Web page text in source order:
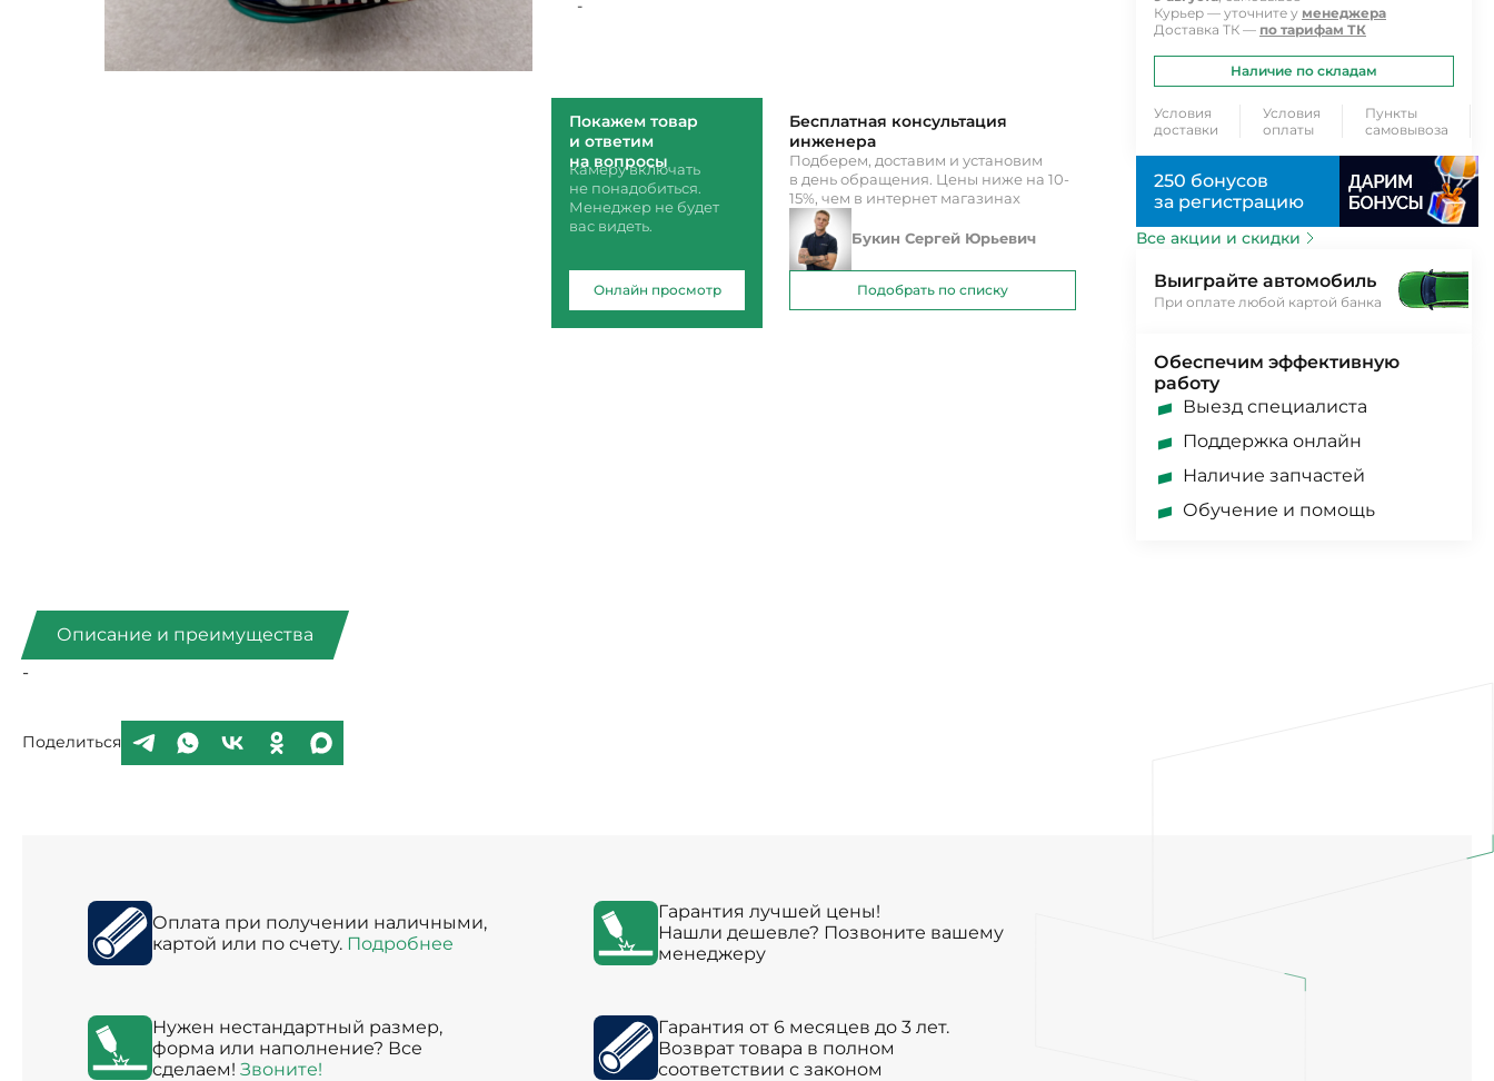
-
Покажем товар
и ответим
на вопросы
Камеру включать
не понадобиться.
Менеджер не будет
вас видеть.
Онлайн просмотр
Бесплатная консультация
инженера
Подберем, доставим и установим
в день обращения. Цены ниже на 10-
15%, чем в интернет магазинах
Букин Сергей Юрьевич
Подобрать по списку
Курьер — уточните у менеджера
Доставка ТК — по тарифам ТК
Наличие по складам
Условия
доставки
Условия
оплаты
Пункты
самовывоза
250 бонусов
за регистрацию
Все акции и скидки
Выиграйте автомобиль
При оплате любой картой банка
Обеспечим эффективную
работу
Выезд специалиста
Поддержка онлайн
Наличие запчастей
Обучение и помощь
Описание и преимущества
-
Поделиться
Оплата при получении наличными,
картой или по счету. Подробнее
Гарантия лучшей цены!
Нашли дешевле? Позвоните вашему
менеджеру
Нужен нестандартный размер,
форма или наполнение? Все
сделаем! Звоните!
Гарантия от 6 месяцев до 3 лет.
Возврат товара в полном
соответствии с законом